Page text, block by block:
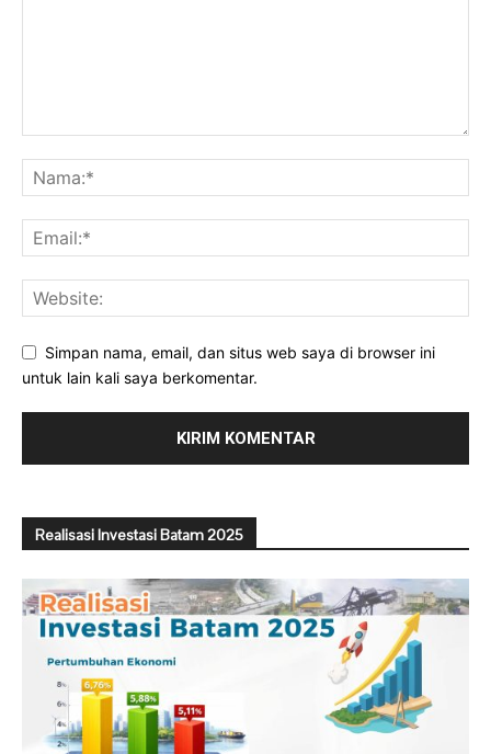
Simpan nama, email, dan situs web saya di browser ini
untuk lain kali saya berkomentar.
Realisasi Investasi Batam 2025